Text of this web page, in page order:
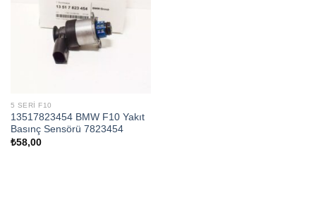
5 SERI F10
13517823454 BMW F10 Yakıt
Basınç Sensörü 7823454
₺58,00